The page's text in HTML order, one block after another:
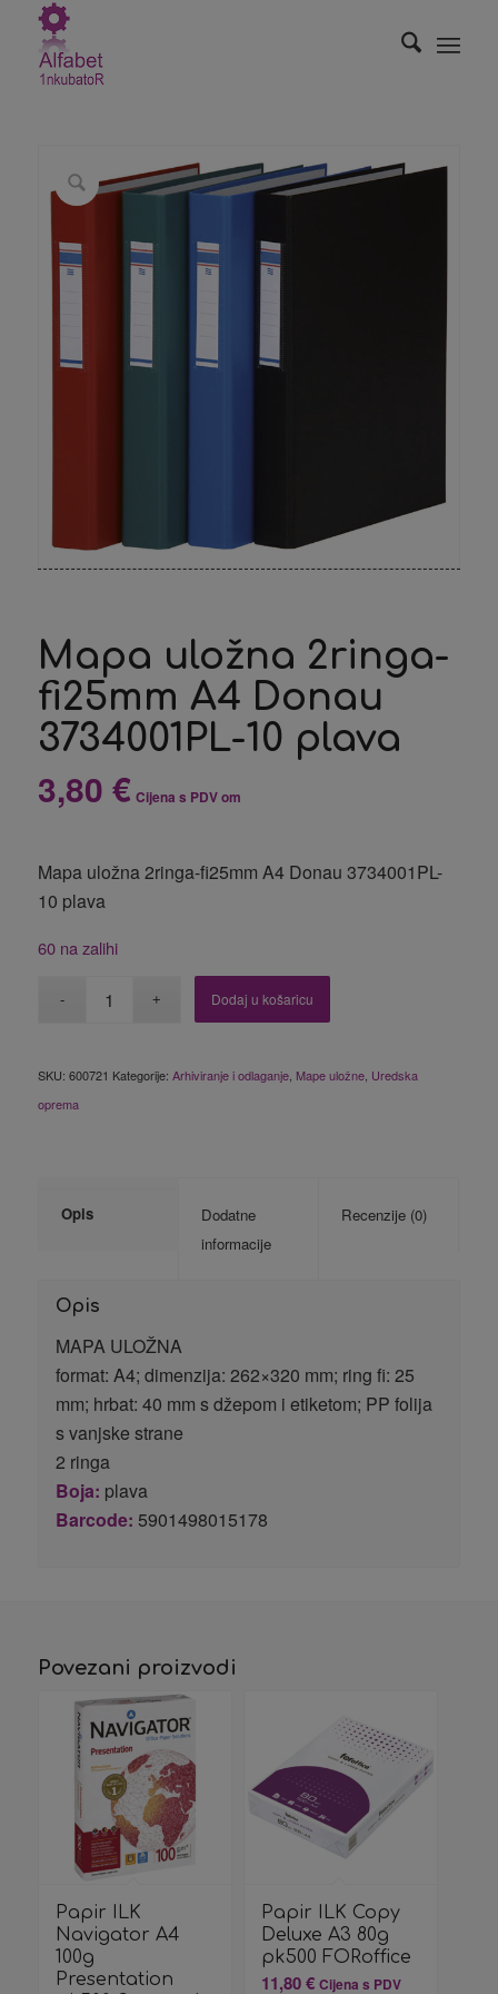
Mapa uložna 2ringa-
fi25mm A4 Donau
3734001PL-10 plava
3,80 € Cijena s PDV om
Mapa uložna 2ringa-fi25mm A4 Donau 3734001PL-
10 plava
60 na zalihi
Dodaj u košaricu
SKU: 600721 Kategorije: Arhiviranje i odlaganje, Mape uložne, Uredska
oprema
Opis
Dodatne
informacije
Recenzije (0)
Opis
MAPA ULOŽNA
format: A4; dimenzija: 262×320 mm; ring fi: 25
mm; hrbat: 40 mm s džepom i etiketom; PP folija
s vanjske strane
2 ringa
Boja: plava
Barcode: 5901498015178
Povezani proizvodi
Papir ILK
Navigator A4
100g
Presentation
Papir ILK Copy
Deluxe A3 80g
pk500 FORoffice
11,80€ Cijena s PDV